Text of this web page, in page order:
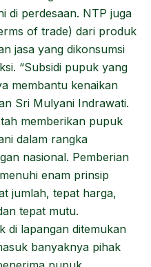
di perdesaan. NTP juga
of trade) dari produk
jasa yang dikonsumsi
“Subsidi pupuk yang
membantu kenaikan
Sri Mulyani Indrawati.
memberikan pupuk
dalam rangka
nasional. Pemberian
enam prinsip
jumlah, tepat harga,
tepat mutu.
di lapangan ditemukan
banyaknya pihak